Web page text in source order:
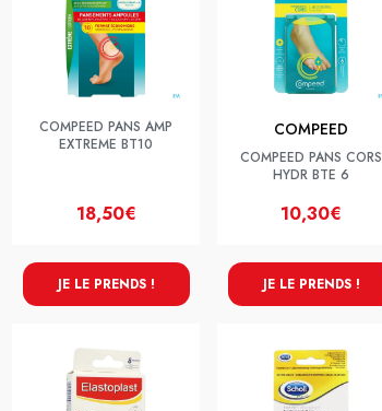
COMPEED PANS AMP
EXTREME BT10
18,50€
JE LE PRENDS !
COMPEED
COMPEED PANS CORS
HYDR BTE 6
10,30€
JE LE PRENDS !